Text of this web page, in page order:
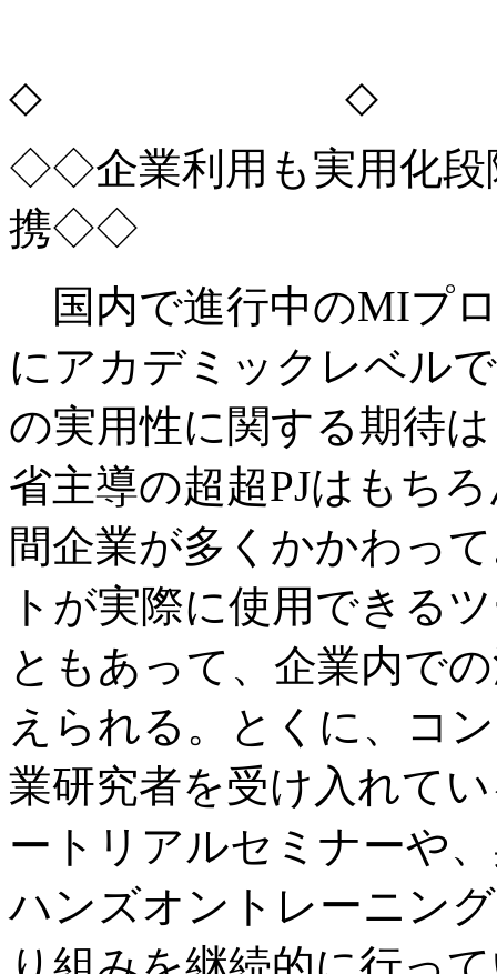
◇ ◇
◇◇企業利用も実用化段
携◇◇
国内で進行中のMIプ
にアカデミックレベル
の実用性に関する期待
省主導の超超PJはもち
間企業が多くかかわっ
トが実際に使用できる
ともあって、企業内で
えられる。とくに、コ
業研究者を受け入れて
ートリアルセミナーや
ハンズオントレーニン